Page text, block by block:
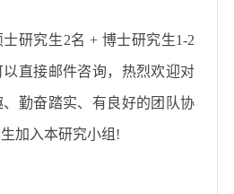
研究生2名 + 博士研究生1-2
直接邮件咨询，热烈欢迎对
勤奋踏实、有良好的团队协
加入本研究小组 !